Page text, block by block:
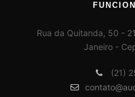
Rua da Quitanda, 50 -
Janeiro -
(21)